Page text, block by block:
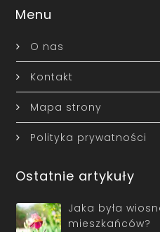
Menu
O nas
Kontakt
Mapa strony
Polityka prywatności
Ostatnie artykuły
Jaka była
mieszkańców?